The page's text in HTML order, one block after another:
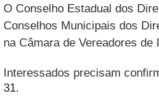
O Conselho Estadual dos
Conselhos Municipais dos
na Câmara de Vereadores de
Interessados precisam
31.